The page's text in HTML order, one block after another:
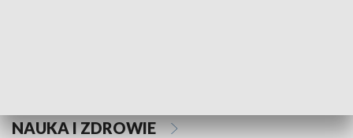
NAUKA I ZDROWIE